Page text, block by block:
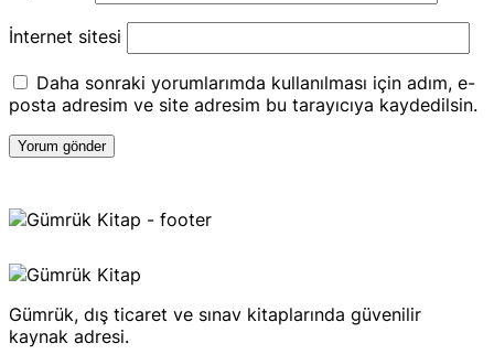
İnternet sitesi
Daha sonraki yorumlarımda kullanılması için adım, e-
posta adresim ve site adresim bu tarayıcıya kaydedilsin.
Gümrük, dış ticaret ve sınav kitaplarında güvenilir
kaynak adresi.